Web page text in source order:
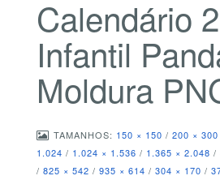
Calendário
Infantil
Moldura
TAMANHOS: 150 × 150 / 200 × 300
1.024 / 1.024 × 1.536 / 1.365 × 2.048 /
/ 825 × 542 / 935 × 614 / 304 × 170 /